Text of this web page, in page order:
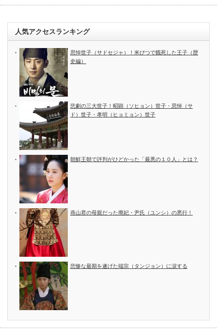
人気アクセスランキング
思悼世子（サドセジャ）！米びつで餓死した王子（歴
史編）
悲劇の三大世子！昭顕（ソヒョン）世子・思悼（サ
ド）世子・孝明（ヒョミョン）世子
朝鮮王朝で評判がひどかった「最悪の１０人」とは？
燕山君の母親だった廃妃・尹氏（ユンシ）の悪行！
悲惨な最期を遂げた端宗（タンジョン）に涙する